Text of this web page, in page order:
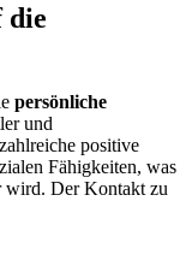
die
persönliche
und
positive
Fähigkeiten, was
wird. Der Kontakt zu